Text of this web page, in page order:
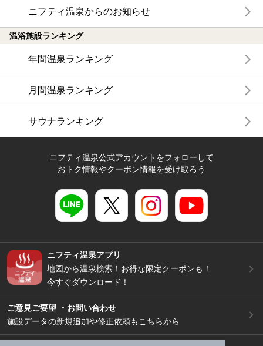
ニフティ温泉からのお知らせ
温浴施設ランキング
年間温泉ランキング
月間温泉ランキング
サウナランキング
ニフティ温泉公式アカウントをフォローして
おトク情報やクーポン情報を受け取ろう
ニフティ温泉アプリ
地図から温泉検索！お得な限定クーポンも！
今すぐダウンロード！
ご意見ご要望 ・お問い合わせ
施設データの新規追加や修正依頼もこちらから